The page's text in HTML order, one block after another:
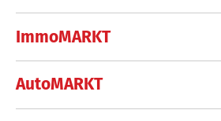
ImmoMARKT
AutoMARKT